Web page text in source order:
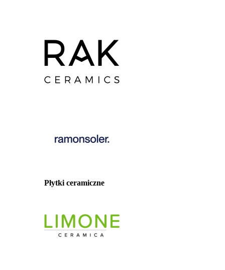
Płytki ceramiczne